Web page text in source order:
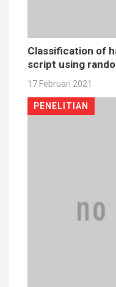
Classification of
script using
17 Februari 2021
PENELITIAN